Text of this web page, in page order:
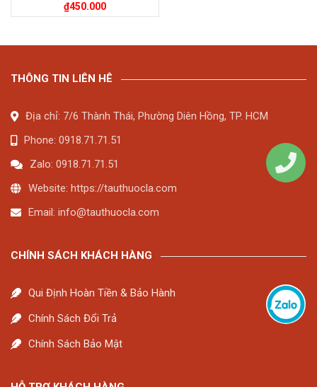
₫450.000
THÔNG TIN LIÊN HÊ
Địa chỉ: 7/6 Thành Thái, Phường Diên Hồng, TP. HCM
Phone: 0918.71.71.51
Zalo: 0918.71.71.51
Website: https://tauthuocla.com
Email: info@tauthuocla.com
CHÍNH SÁCH KHÁCH HÀNG
Qui Định Hoàn Tiền & Bảo Hành
Chính Sách Đổi Trả
Chính Sách Bảo Mật